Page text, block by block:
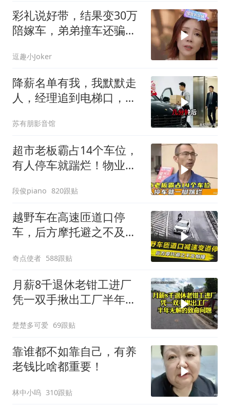
彩礼说好带，结果变30万
陪嫁车，弟弟撞车还骗男
逗趣小Joker
降薪名单有我，我默默走
人，经理追到电梯口，见
苏有朋影音馆
超市老板霸占14个车位，
有人停车就踹烂！物业表
段俊piano 820跟贴
越野车在高速匝道口停
车，后方摩托避之不及相
奇点使者 588跟贴
月薪8千退休老钳工进厂
凭一双手揪出工厂半年无
楚楚多可爱 69跟贴
靠谁都不如靠自己，有养
老钱比啥都重要！
林中小呜 310跟贴